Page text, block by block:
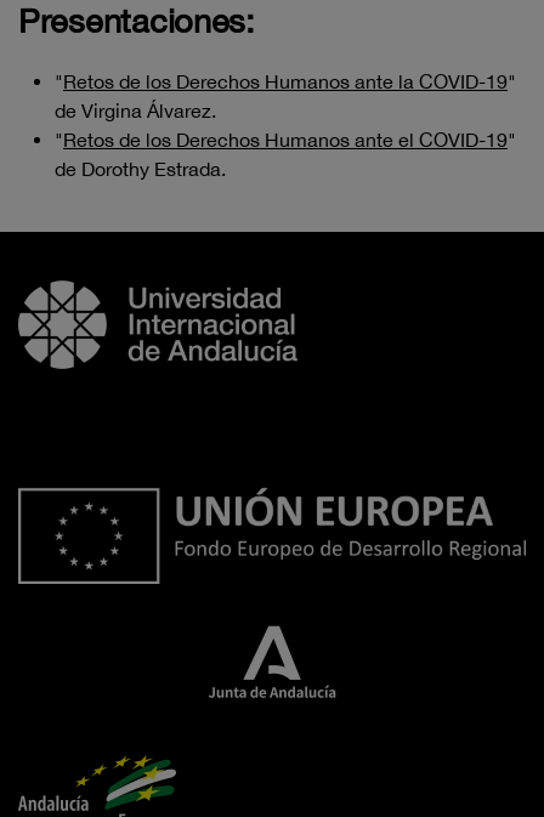
Presentaciones:
"Retos de los Derechos Humanos ante la COVID-19"
de Virgina Álvarez.
"Retos de los Derechos Humanos ante el COVID-19"
de Dorothy Estrada.